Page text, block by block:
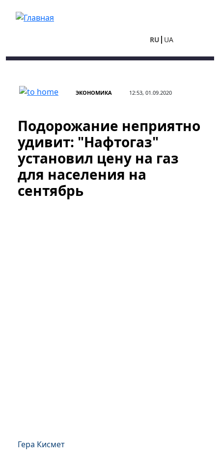
RU UA
ЭКОНОМИКА 12:53, 01.09.2020
Подорожание неприятно
удивит: "Нафтогаз"
установил цену на газ
для населения на
сентябрь
Гера Кисмет